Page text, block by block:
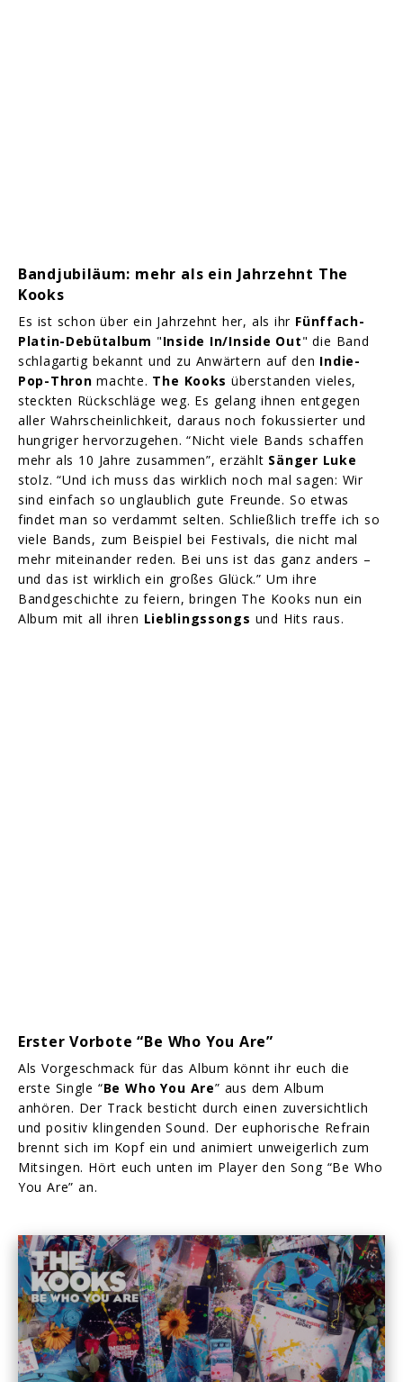
Bandjubiläum: mehr als ein Jahrzehnt The
Kooks
Es ist schon über ein Jahrzehnt her, als ihr Fünffach-
Platin-Debütalbum "Inside In/Inside Out" die Band
schlagartig bekannt und zu Anwärtern auf den Indie-
Pop-Thron machte. The Kooks überstanden vieles,
steckten Rückschläge weg. Es gelang ihnen entgegen
aller Wahrscheinlichkeit, daraus noch fokussierter und
hungriger hervorzugehen. “Nicht viele Bands schaffen
mehr als 10 Jahre zusammen”, erzählt Sänger Luke
stolz. “Und ich muss das wirklich noch mal sagen: Wir
sind einfach so unglaublich gute Freunde. So etwas
findet man so verdammt selten. Schließlich treffe ich so
viele Bands, zum Beispiel bei Festivals, die nicht mal
mehr miteinander reden. Bei uns ist das ganz anders –
und das ist wirklich ein großes Glück.” Um ihre
Bandgeschichte zu feiern, bringen The Kooks nun ein
Album mit all ihren Lieblingssongs und Hits raus.
Erster Vorbote “Be Who You Are”
Als Vorgeschmack für das Album könnt ihr euch die
erste Single “Be Who You Are” aus dem Album
anhören. Der Track besticht durch einen zuversichtlich
und positiv klingenden Sound. Der euphorische Refrain
brennt sich im Kopf ein und animiert unweigerlich zum
Mitsingen. Hört euch unten im Player den Song “Be Who
You Are” an.
Play